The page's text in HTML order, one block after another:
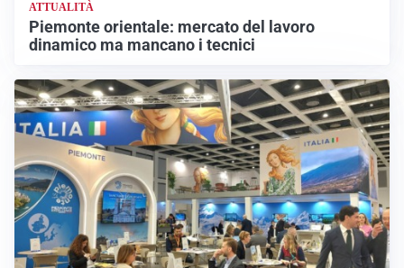
ATTUALITÀ
Piemonte orientale: mercato del lavoro
dinamico ma mancano i tecnici